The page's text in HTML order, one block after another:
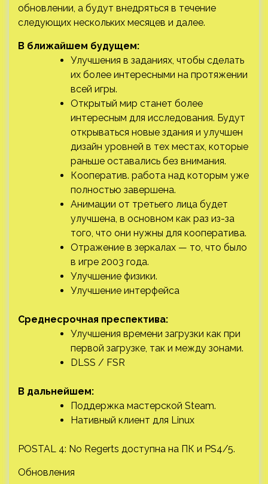
обновлении, а будут внедряться в течение
следующих нескольких месяцев и далее.
В ближайшем будущем:
Улучшения в заданиях, чтобы сделать
их более интересными на протяжении
всей игры.
Открытый мир станет более
интересным для исследования. Будут
открываться новые здания и улучшен
дизайн уровней в тех местах, которые
раньше оставались без внимания.
Кооператив. работа над которым уже
полностью завершена.
Анимации от третьего лица будет
улучшена, в основном как раз из-за
того, что они нужны для кооператива.
Отражение в зеркалах — то, что было
в игре 2003 года.
Улучшение физики.
Улучшение интерфейса
Среднесрочная преспектива:
Улучшения времени загрузки как при
первой загрузке, так и между зонами.
DLSS / FSR
В дальнейшем:
Поддержка мастерской Steam.
Нативный клиент для Linux
POSTAL 4: No Regerts доступна на ПК и PS4/5.
Обновления